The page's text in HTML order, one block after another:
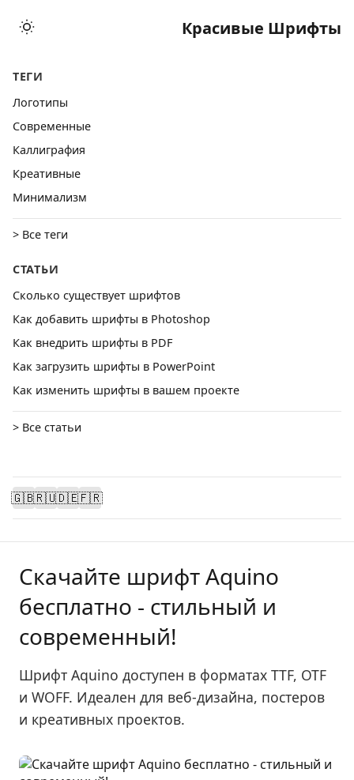
Красивые Шрифты
ТЕГИ
Логотипы
Cовременные
Каллиграфия
Креативные
Минимализм
> Все теги
СТАТЬИ
Сколько существует шрифтов
Как добавить шрифты в Photoshop
Как внедрить шрифты в PDF
Как загрузить шрифты в PowerPoint
Как изменить шрифты в вашем проекте
> Все статьи
🇬🇧🇷🇺🇩🇪🇫🇷
Скачайте шрифт Aquino
бесплатно - стильный и
современный!
Шрифт Aquino доступен в форматах TTF, OTF
и WOFF. Идеален для веб-дизайна, постеров
и креативных проектов.